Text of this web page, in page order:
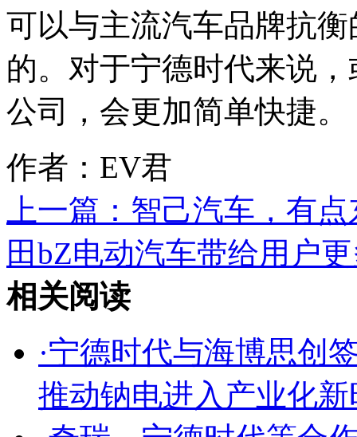
可以与主流汽车品牌抗
的。对于宁德时代来说
公司，会更加简单快捷。
作者：EV君
上一篇： 智己汽车，有点
田bZ电动汽车带给用户
相关阅读
·宁德时代与海博思创
推动钠电进入产业化新